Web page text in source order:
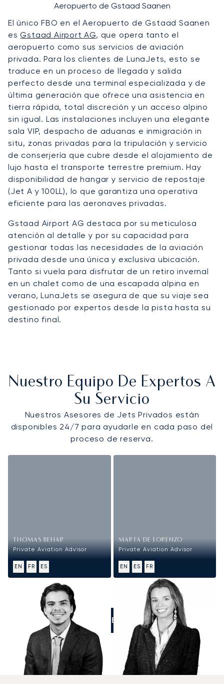
Aeropuerto de Gstaad Saanen
El único FBO en el Aeropuerto de Gstaad Saanen
esGstaad Airport AG, que opera tanto el
aeropuerto como sus servicios de aviación
privada. Para los clientes de LunaJets, esto se
traduce en un proceso de llegada y salida
perfecto desde una terminal especializada y de
última generación que ofrece una asistencia en
tierra rápida, total discreción y un acceso alpino
sin igual. Las instalaciones incluyen una elegante
sala VIP, despacho de aduanas e inmigración in
situ, zonas privadas para la tripulación y servicio
de conserjería que cubre desde el alojamiento de
lujo hasta el transporte terrestre premium. Hay
disponibilidad de hangar y servicio de repostaje
(Jet A y 100LL), lo que garantiza una operativa
eficiente para las aeronaves privadas.
Gstaad Airport AG destaca por su meticulosa
atención al detalle y por su capacidad para
gestionar todas las necesidades de la aviación
privada desde una única y exclusiva ubicación.
Tanto si vuela para disfrutar de un retiro invernal
en un chalet como de una escapada alpina en
verano, LunaJets se asegura de que su viaje sea
gestionado por expertos desde la pista hasta su
destino final.
Nuestro Equipo De Expertos A
Su Servicio
Nuestros Asesores de Jets Privados están
disponibles 24/7 para ayudarle en cada paso del
proceso de reserva.
THOMAS BEHAR
Private Aviation Advisor
EN FR ES
MARTA DE LORENZO
Private Aviation Advisor
EN ES FR
LLÁMENOS